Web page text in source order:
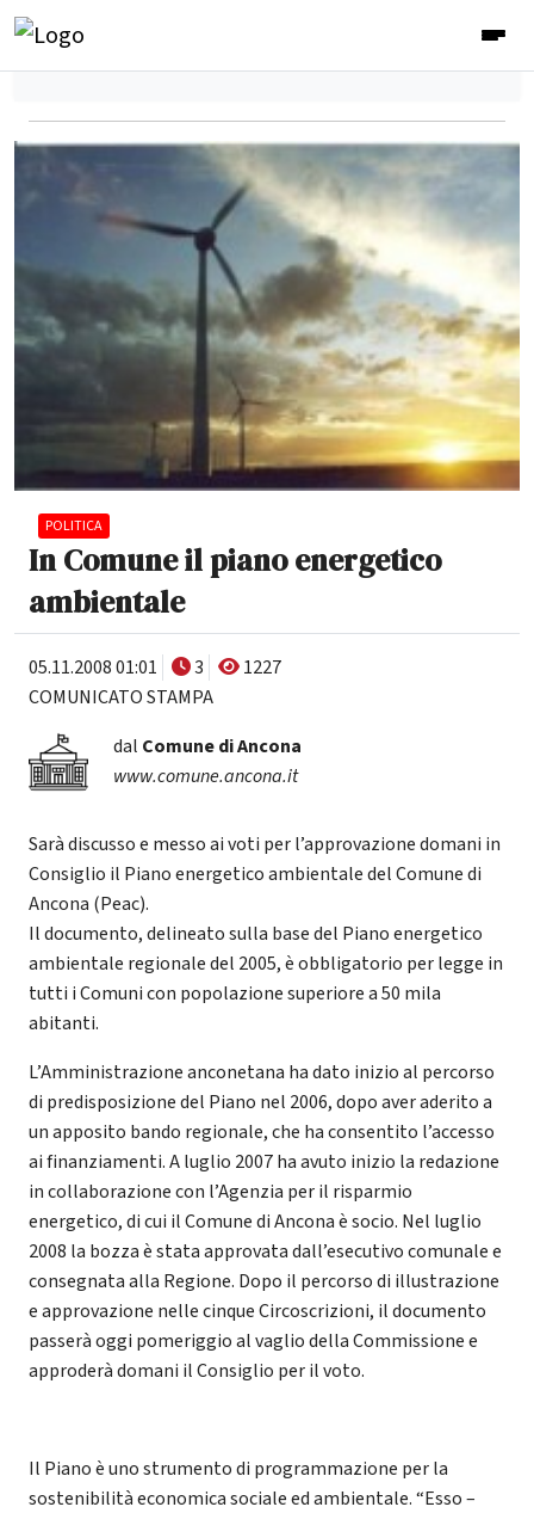
POLITICA
In Comune il piano energetico
ambientale
05.11.2008 01:01 3
1227
COMUNICATO STAMPA
dal Comune di Ancona
www.comune.ancona.it
Sarà discusso e messo ai voti per l’approvazione domani in
Consiglio il Piano energetico ambientale del Comune di
Ancona (Peac).
Il documento, delineato sulla base del Piano energetico
ambientale regionale del 2005, è obbligatorio per legge in
tutti i Comuni con popolazione superiore a 50 mila
abitanti.
L’Amministrazione anconetana ha dato inizio al percorso
di predisposizione del Piano nel 2006, dopo aver aderito a
un apposito bando regionale, che ha consentito l’accesso
ai finanziamenti. A luglio 2007 ha avuto inizio la redazione
in collaborazione con l’Agenzia per il risparmio
energetico, di cui il Comune di Ancona è socio. Nel luglio
2008 la bozza è stata approvata dall’esecutivo comunale e
consegnata alla Regione. Dopo il percorso di illustrazione
e approvazione nelle cinque Circoscrizioni, il documento
passerà oggi pomeriggio al vaglio della Commissione e
approderà domani il Consiglio per il voto.
Il Piano è uno strumento di programmazione per la
sostenibilità economica sociale ed ambientale. “Esso –